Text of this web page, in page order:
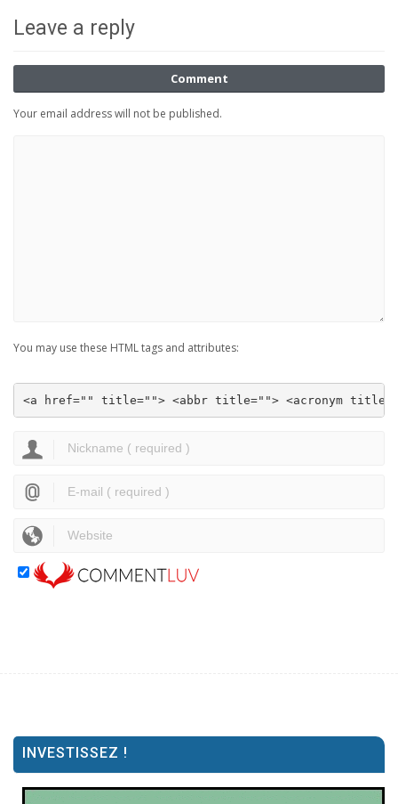
Leave a reply
Comment
Your email address will not be published.
You may use these HTML tags and attributes:
<a href="" title=""> <abbr title=""> <acronym
INVESTISSEZ !